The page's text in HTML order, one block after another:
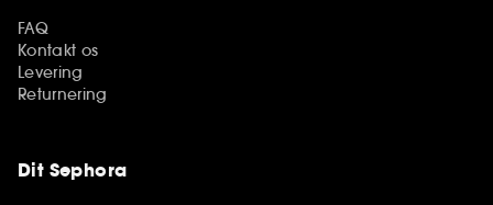
FAQ
Kontakt os
Levering
Returnering
Dit Sephora